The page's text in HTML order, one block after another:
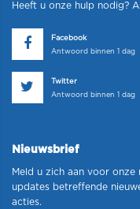
Heeft u onze hulp nodig?
Facebook
Antwoord binnen 1 dag
Twitter
Antwoord binnen 1 dag
Nieuwsbrief
Meld u zich aan voor
updates betreffende
acties.